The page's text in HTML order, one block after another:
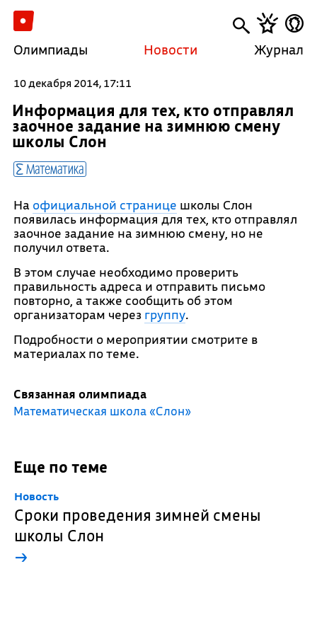
Олимпиады Новости Журнал
10 декабря 2014, 17:11
Информация для тех, кто отправлял
заочное задание на зимнюю смену
школы Слон
Математика
На официальной странице школы Слон
появилась информация для тех, кто отправлял
заочное задание на зимнюю смену, но не
получил ответа.
В этом случае необходимо проверить
правильность адреса и отправить письмо
повторно, а также сообщить об этом
организаторам через группу.
Подробности о мероприятии смотрите в
материалах по теме.
Связанная олимпиада
Математическая школа «Слон»
Еще по теме
Новость
Сроки проведения зимней смены
школы Слон
→